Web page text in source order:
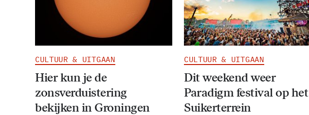
CULTUUR & UITGAAN
Hier kun je de
zonsverduistering
bekijken in Groningen
CULTUUR & UITGAAN
Dit weekend weer
Paradigm festival op het
Suikerterrein